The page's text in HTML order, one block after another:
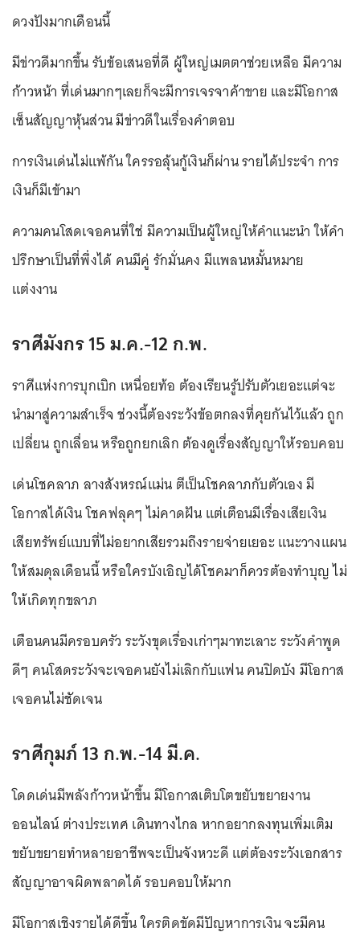
ดวงปังมากเดือนนี้
มีข่าวดีมากขึ้น รับข้อเสนอที่ดี ผู้ใหญ่เมตตาช่วยเหลือ มีความ
ก้าวหน้า ที่เด่นมากๆเลยก็จะมีการเจรจาค้าขาย และมีโอกาส
เซ็นสัญญาหุ้นส่วน มีข่าวดีในเรื่องคำตอบ
การเงินเด่นไม่แพ้กัน ใครรอลุ้นกู้เงินก็ผ่าน รายได้ประจำ การ
เงินก็มีเข้ามา
ความคนโสดเจอคนที่ใช่ มีความเป็นผู้ใหญ่ให้คำแนะนำ ให้คำ
ปรึกษาเป็นที่พึ่งได้ คนมีคู่ รักมั่นคง มีแพลนหมั้นหมาย
แต่งงาน
ราศีมังกร 15 ม.ค.-12 ก.พ.
ราศีแห่งการบุกเบิก เหนื่อยท้อ ต้องเรียนรู้ปรับตัวเยอะแต่จะ
นำมาสู่ความสำเร็จ ช่วงนี้ต้องระวังข้อตกลงที่คุยกันไว้แล้ว ถูก
เปลี่ยน ถูกเลื่อน หรือถูกยกเลิก ต้องดูเรื่องสัญญาให้รอบคอบ
เด่นโชคลาภ ลางสังหรณ์แม่น ตีเป็นโชคลาภกับตัวเอง มี
โอกาสได้เงิน โชคฟลุคๆ ไม่คาดฝัน แต่เตือนมีเรื่องเสียเงิน
เสียทรัพย์แบบที่ไม่อยากเสียรวมถึงรายจ่ายเยอะ แนะวางแผน
ให้สมดุลเดือนนี้ หรือใครบังเอิญได้โชคมาก็ควรต้องทำบุญ ไม่
ให้เกิดทุกขลาภ
เตือนคนมีครอบครัว ระวังขุดเรื่องเก่าๆมาทะเลาะ ระวังคำพูด
ดีๆ คนโสดระวังจะเจอคนยังไม่เลิกกับแฟน คนปิดบัง มีโอกาส
เจอคนไม่ชัดเจน
ราศีกุมภ์ 13 ก.พ.-14 มี.ค.
โดดเด่นมีพลังก้าวหน้าขึ้น มีโอกาสเติบโตขยับขยายงาน
ออนไลน์ ต่างประเทศ เดินทางไกล หากอยากลงทุนเพิ่มเติม
ขยับขยายทำหลายอาชีพจะเป็นจังหวะดี แต่ต้องระวังเอกสาร
สัญญาอาจผิดพลาดได้ รอบคอบให้มาก
มีโอกาสเชิงรายได้ดีขึ้น ใครติดขัดมีปัญหาการเงิน จะมีคน